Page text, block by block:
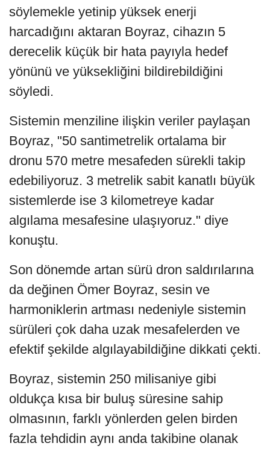
söylemekle yetinip yüksek enerji
harcadığını aktaran Boyraz, cihazın 5
derecelik küçük bir hata payıyla hedef
yönünü ve yüksekliğini bildirebildiğini
söyledi.
Sistemin menziline ilişkin veriler paylaşan
Boyraz, "50 santimetrelik ortalama bir
dronu 570 metre mesafeden sürekli takip
edebiliyoruz. 3 metrelik sabit kanatlı büyük
sistemlerde ise 3 kilometreye kadar
algılama mesafesine ulaşıyoruz." diye
konuştu.
Son dönemde artan sürü dron saldırılarına
da değinen Ömer Boyraz, sesin ve
harmoniklerin artması nedeniyle sistemin
sürüleri çok daha uzak mesafelerden ve
efektif şekilde algılayabildiğine dikkati çekti.
Boyraz, sistemin 250 milisaniye gibi
oldukça kısa bir buluş süresine sahip
olmasının, farklı yönlerden gelen birden
fazla tehdidin aynı anda takibine olanak